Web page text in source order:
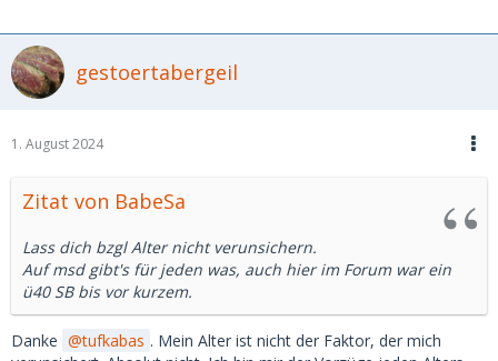
gestoertabergeil
1. August 2024
Zitat von BabeSa
Lass dich bzgl Alter nicht verunsichern.
Auf msd gibt's für jeden was, auch hier im Forum war ein
ü40 SB bis vor kurzem.
Danke tufkabas . Mein Alter ist nicht der Faktor, der mich